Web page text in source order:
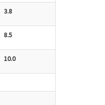
3.8
8.5
10.0